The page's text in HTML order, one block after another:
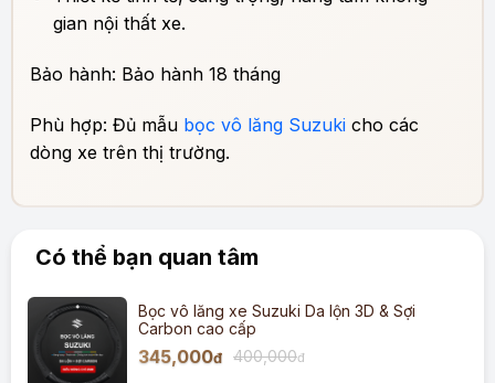
gian nội thất xe.
Bảo hành: Bảo hành 18 tháng
Phù hợp: Đủ mẫu bọc vô lăng Suzuki cho các
dòng xe trên thị trường.
Có thể bạn quan tâm
Bọc vô lăng xe Suzuki Da lộn 3D & Sợi
Carbon cao cấp
345,000đ 400,000đ